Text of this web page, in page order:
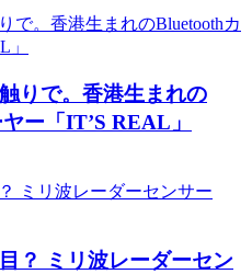
りで。香港生まれの
ー「IT’S REAL」
？ ミリ波レーダーセン